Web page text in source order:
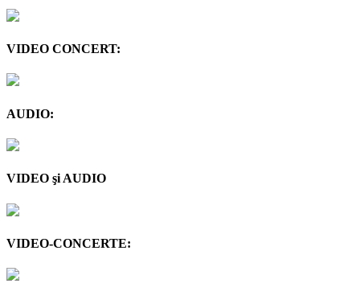
VIDEO CONCERT:
AUDIO:
VIDEO şi AUDIO
VIDEO-CONCERTE: